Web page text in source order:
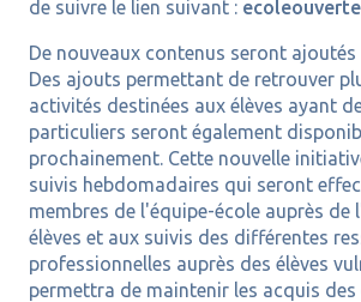
de suivre le lien suivant :
De nouveaux contenus seront ajoutés
Des ajouts permettant de retrouver
activités destinées aux élèves ayant
particuliers seront également
prochainement. Cette nouvelle
suivis hebdomadaires qui seront
membres de l'équipe-école auprès de
élèves et aux suivis des différentes
professionnelles auprès des élèves
permettra de maintenir les acquis des